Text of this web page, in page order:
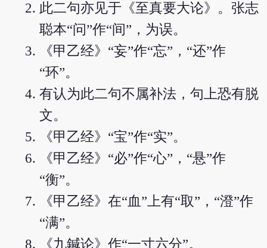
此二句亦见于《至真要大论》。张志
聪本“问”作“间”，为误。
《甲乙经》“妄”作“忘”，“还”作
“环”。
有认为此二句不属补法，句上恐有脱
文。
《甲乙经》“宝”作“实”。
《甲乙经》“必”作“心”，“悬”作
“衡”。
《甲乙经》在“血”上有“取”，“澄”作
“满”。
《九鍼论》作“一寸六分”。